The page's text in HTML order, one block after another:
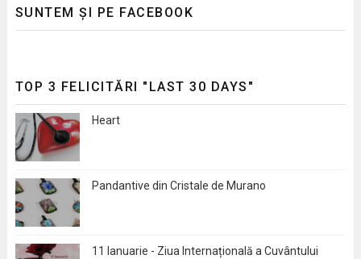
SUNTEM ȘI PE FACEBOOK
TOP 3 FELICITĂRI "LAST 30 DAYS"
Heart
Pandantive din Cristale de Murano
11 Ianuarie - Ziua Internațională a Cuvântului